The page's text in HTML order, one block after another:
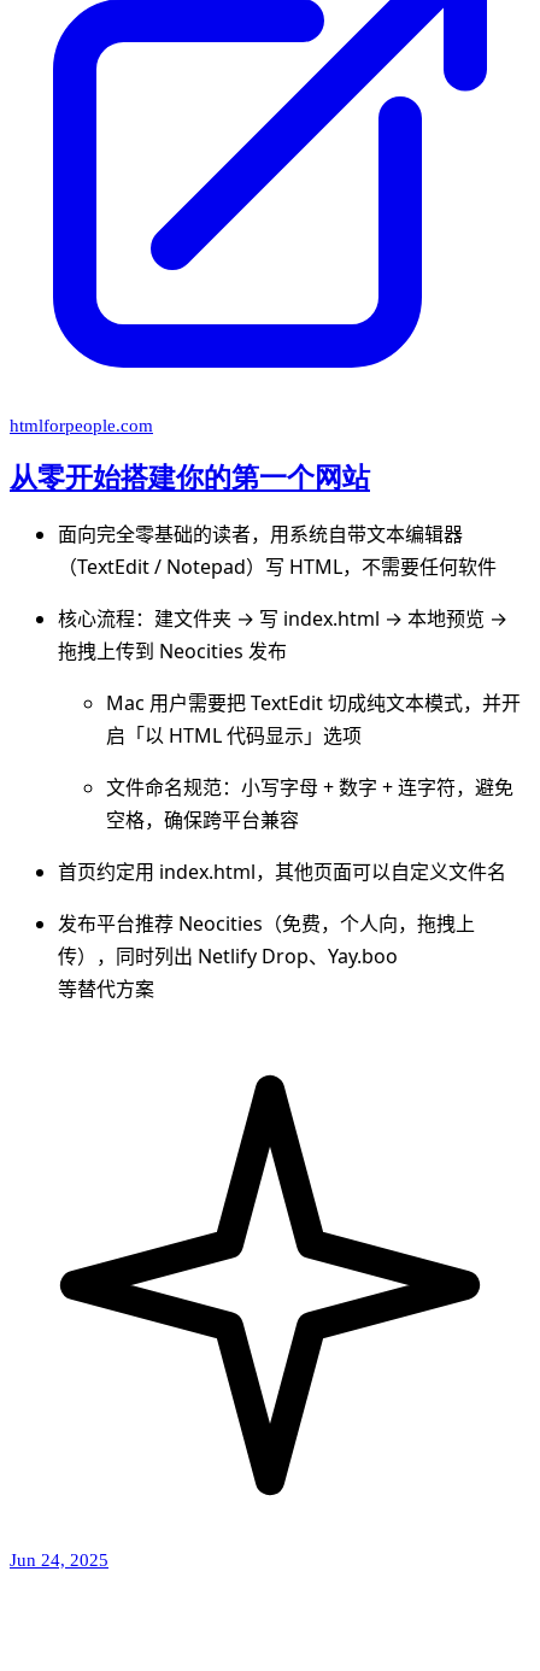
htmlforpeople.com
从零开始搭建你的第一个网站
面向完全零基础的读者，用系统自带文本编辑器
（TextEdit / Notepad）写 HTML，不需要任何软件
核心流程：建文件夹 → 写 index.html → 本地预览 →
拖拽上传到 Neocities 发布
Mac 用户需要把 TextEdit 切成纯文本模式，并开
启「以 HTML 代码显示」选项
文件命名规范：小写字母 + 数字 + 连字符，避免
空格，确保跨平台兼容
首页约定用 index.html，其他页面可以自定义文件名
发布平台推荐 Neocities（免费，个人向，拖拽上
传），同时列出 Netlify Drop、Yay.boo
等替代方案
Jun 24, 2025